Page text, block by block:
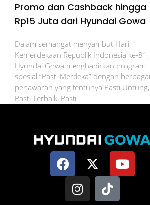
Promo dan Cashback hingga
Rp15 Juta dari Hyundai Gowa
Dalam semangat menyambut Hari
Kemerdekaan Republik Indonesia ke-81,
Hyundai Gowa menghadirkan program
spesial “Pasti Merdeka” dengan berbagai
penawaran yang tentunya Pasti Untung,
Pasti Terbaik, Pasti